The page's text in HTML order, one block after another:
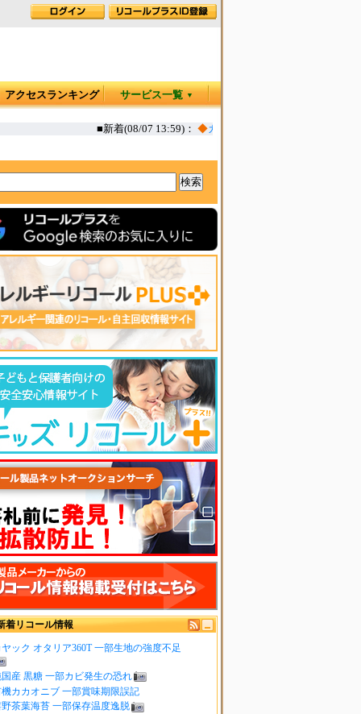
アクセスランキング サービス一覧 ▼
■新着(08/07 13:59)： ◆ カヤック オタリア360T 一部生地
着リコール情報
ヤック オタリア360T 一部生地の強度不足
国産 黒糖 一部カビ発生の恐れ
機カカオニブ 一部賞味期限誤記
野茶葉海苔 一部保存温度逸脱